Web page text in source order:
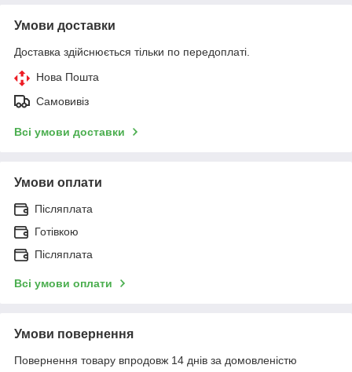
Умови доставки
Доставка здійснюється тільки по передоплаті.
Нова Пошта
Самовивіз
Всі умови доставки
Умови оплати
Післяплата
Готівкою
Післяплата
Всі умови оплати
Умови повернення
Повернення товару впродовж 14 днів за домовленістю